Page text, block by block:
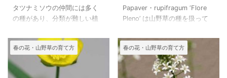
間のトウゴクシソバタ
ツナミの特徴
タツナミソウの仲間には多く
の種があり、分類が難しい植
すが、栽培されているものの
多くが、コバノタツナミ（小
葉の立波）ということで、庭
に生えているものは特徴など
Pleno’ の育て方｜帰化
植物のナガミヒナゲシ
Papaver・rupifragum ‘Flore
Pleno’ は山野草の種を扱って
芥子だが詳しいことが分から
ないということで、いただい
た種を育てたものです。 花の
写真、草の様子からPapaver
春の花・山野草の育て方 春の花・山野草の育て方